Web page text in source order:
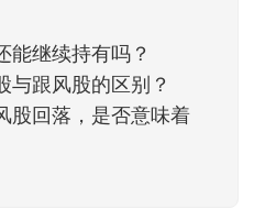
下来，跌幅超过3%的只有不到
能继续持有吗？
与跟风股的区别？
股回落，是否意味着